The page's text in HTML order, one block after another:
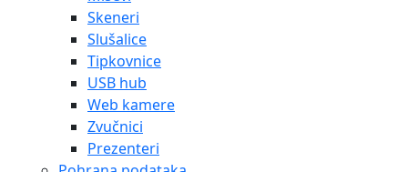
Skeneri
Slušalice
Tipkovnice
USB hub
Web kamere
Zvučnici
Prezenteri